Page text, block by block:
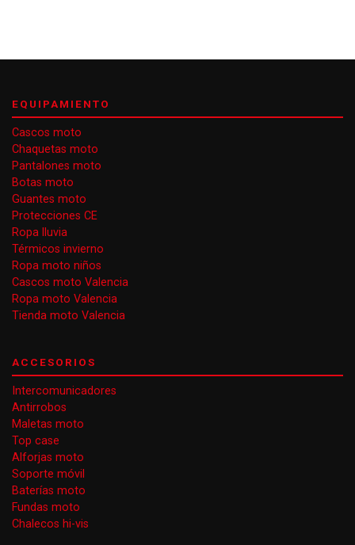
EQUIPAMIENTO
Cascos moto
Chaquetas moto
Pantalones moto
Botas moto
Guantes moto
Protecciones CE
Ropa lluvia
Térmicos invierno
Ropa moto niños
Cascos moto Valencia
Ropa moto Valencia
Tienda moto Valencia
ACCESORIOS
Intercomunicadores
Antirrobos
Maletas moto
Top case
Alforjas moto
Soporte móvil
Baterías moto
Fundas moto
Chalecos hi-vis